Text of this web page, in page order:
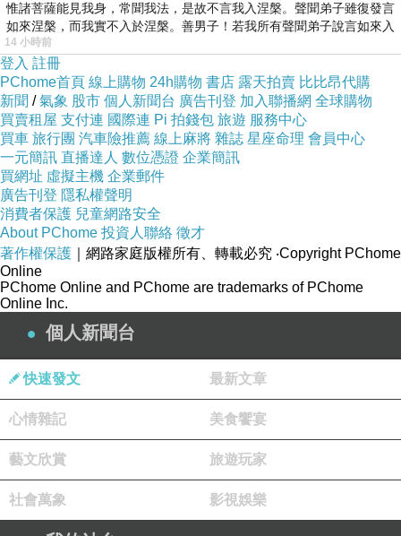
惟諸菩薩能見我身，常聞我法，是故不言我入涅槃。聲聞弟子雖復發言
如來涅槃，而我實不入於涅槃。善男子！若我所有聲聞弟子說言如來入
14 小時前
登入 註冊
PChome首頁 線上購物 24h購物 書店 露天拍賣 比比昂代購
新聞 /氣象 股市 個人新聞台 廣告刊登 加入聯播網 全球購物
買賣租屋 支付連 國際連 Pi 拍錢包 旅遊 服務中心
買車 旅行團 汽車險推薦 線上麻將 雜誌 星座命理 會員中心
一元簡訊 直播達人 數位憑證 企業簡訊
買網址 虛擬主機 企業郵件
廣告刊登 隱私權聲明
消費者保護 兒童網路安全
About PChome 投資人聯絡 徵才
著作權保護 ｜網路家庭版權所有、轉載必究 ‧Copyright PChome
Online
PChome Online and PChome are trademarks of PChome
Online Inc.
個人新聞台
快速發文 最新文章
心情雜記 美食饗宴
藝文欣賞 旅遊玩家
社會萬象 影視娛樂